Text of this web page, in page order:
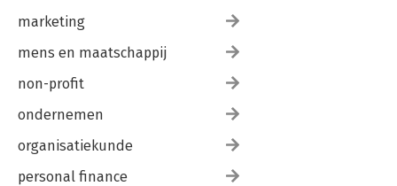
marketing
mens en maatschappij
non-profit
ondernemen
organisatiekunde
personal finance